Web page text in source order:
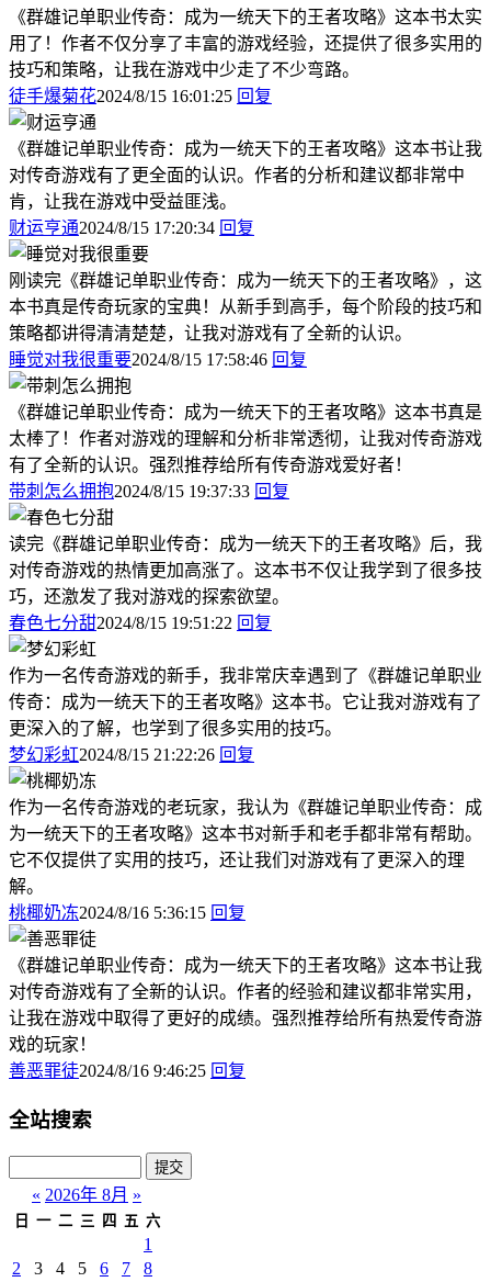
《群雄记单职业传奇：成为一统天下的王者攻略》这本书太实
用了！作者不仅分享了丰富的游戏经验，还提供了很多实用的
技巧和策略，让我在游戏中少走了不少弯路。
徒手爆菊花2024/8/15 16:01:25 回复
《群雄记单职业传奇：成为一统天下的王者攻略》这本书让我
对传奇游戏有了更全面的认识。作者的分析和建议都非常中
肯，让我在游戏中受益匪浅。
财运亨通2024/8/15 17:20:34 回复
刚读完《群雄记单职业传奇：成为一统天下的王者攻略》，这
本书真是传奇玩家的宝典！从新手到高手，每个阶段的技巧和
策略都讲得清清楚楚，让我对游戏有了全新的认识。
睡觉对我很重要2024/8/15 17:58:46 回复
《群雄记单职业传奇：成为一统天下的王者攻略》这本书真是
太棒了！作者对游戏的理解和分析非常透彻，让我对传奇游戏
有了全新的认识。强烈推荐给所有传奇游戏爱好者！
带刺怎么拥抱2024/8/15 19:37:33 回复
读完《群雄记单职业传奇：成为一统天下的王者攻略》后，我
对传奇游戏的热情更加高涨了。这本书不仅让我学到了很多技
巧，还激发了我对游戏的探索欲望。
春色七分甜2024/8/15 19:51:22 回复
作为一名传奇游戏的新手，我非常庆幸遇到了《群雄记单职业
传奇：成为一统天下的王者攻略》这本书。它让我对游戏有了
更深入的了解，也学到了很多实用的技巧。
梦幻彩虹2024/8/15 21:22:26 回复
作为一名传奇游戏的老玩家，我认为《群雄记单职业传奇：成
为一统天下的王者攻略》这本书对新手和老手都非常有帮助。
它不仅提供了实用的技巧，还让我们对游戏有了更深入的理
解。
桃椰奶冻2024/8/16 5:36:15 回复
《群雄记单职业传奇：成为一统天下的王者攻略》这本书让我
对传奇游戏有了全新的认识。作者的经验和建议都非常实用，
让我在游戏中取得了更好的成绩。强烈推荐给所有热爱传奇游
戏的玩家！
善恶罪徒2024/8/16 9:46:25 回复
全站搜索
« 2026年 8月 »
日 一 二 三 四 五 六
1
2
3 4 5 6 7
8